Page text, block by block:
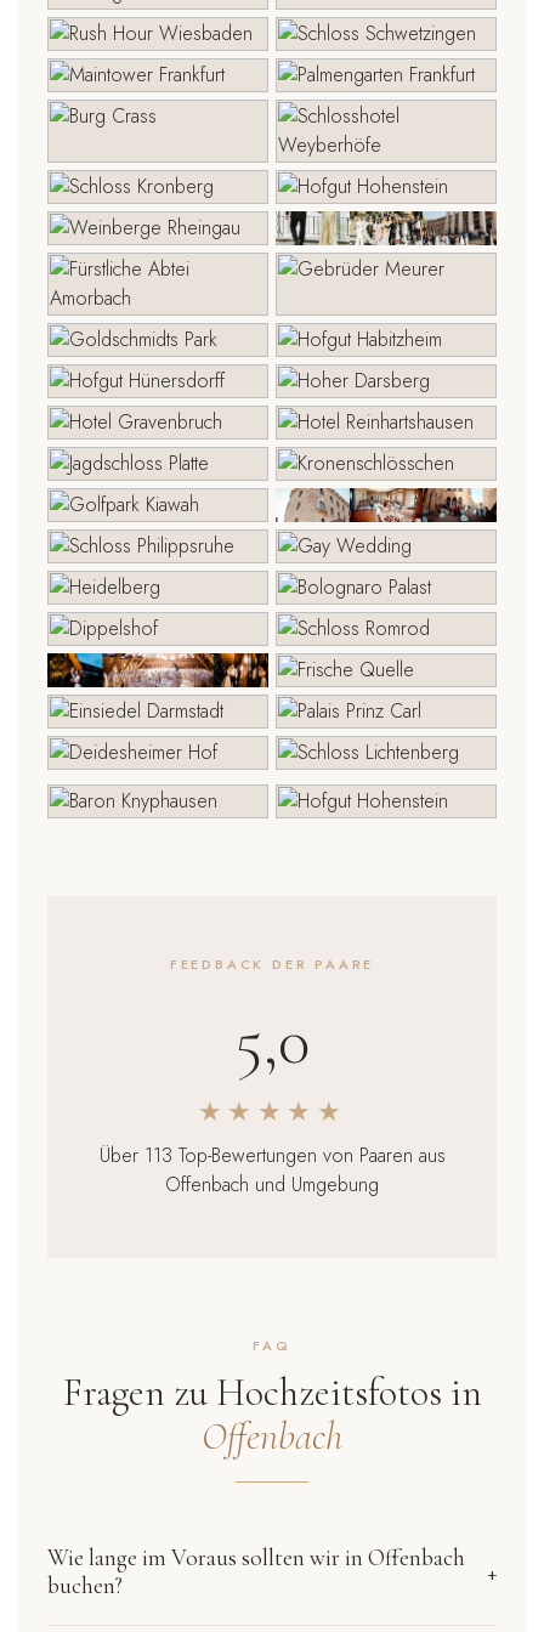
FEEDBACK DER PAARE
5,0
★★★★★
Über 113 Top-Bewertungen von Paaren aus
Offenbach und Umgebung
FAQ
Fragen zu Hochzeitsfotos in
Offenbach
Wie lange im Voraus sollten wir in Offenbach
buchen?
+